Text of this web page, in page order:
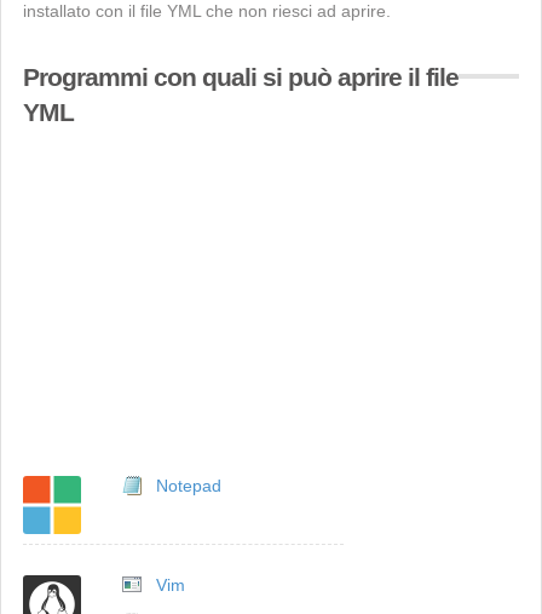
installato con il file YML che non riesci ad aprire.
Programmi con quali si può aprire il file
YML
Notepad
Vim